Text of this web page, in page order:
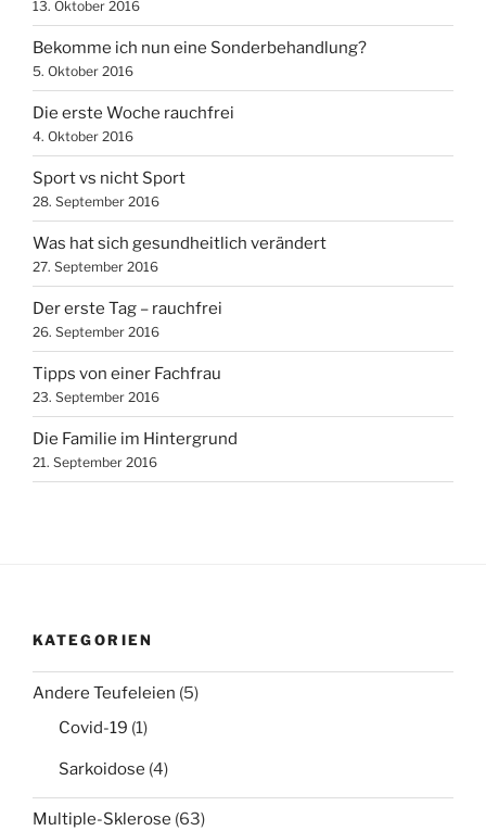
13. Oktober 2016
Bekomme ich nun eine Sonderbehandlung?
5. Oktober 2016
Die erste Woche rauchfrei
4. Oktober 2016
Sport vs nicht Sport
28. September 2016
Was hat sich gesundheitlich verändert
27. September 2016
Der erste Tag – rauchfrei
26. September 2016
Tipps von einer Fachfrau
23. September 2016
Die Familie im Hintergrund
21. September 2016
KATEGORIEN
Andere Teufeleien (5)
Covid-19 (1)
Sarkoidose (4)
Multiple-Sklerose (63)